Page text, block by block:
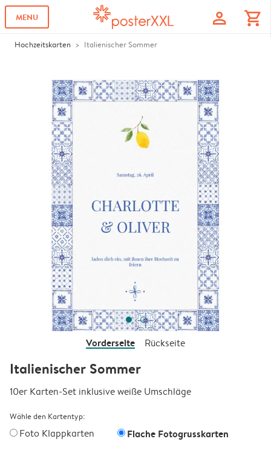
MENU profile shopping_cart
Hochzeitskarten Italienischer Sommer
Vorderseite Rückseite
Italienischer Sommer
10er Karten-Set inklusive weiße Umschläge
Wähle den Kartentyp:
Foto Klappkarten Flache Fotogrusskarten